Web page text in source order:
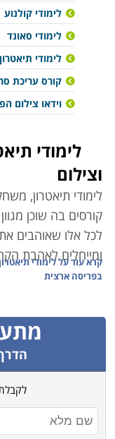
לימודי קולנוע
לימודי סאונד
לימודי תיאטרון
קורס עריכת
וידאו צילום
לימודי
וצילום
לימודי תיאטרון,
קורסים בה שוכן
לכל אלו שאוהבים
ומייחלים לאהבת
בין העמודים
כולם הוא הבמה
למספר התמחויות
קורס צילום
אין היום אף אחד
בקורסי הצילום
מקצועי ולרכוש
קרא עוד עללימודי
בפריסה ארצית